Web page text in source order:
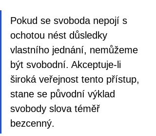
Pokud se svoboda nepojí s
ochotou nést důsledky
vlastního jednání, nemůžeme
být svobodní. Akceptuje-li
široká veřejnost tento přístup,
stane se původní výklad
svobody slova téměř
bezcenný.